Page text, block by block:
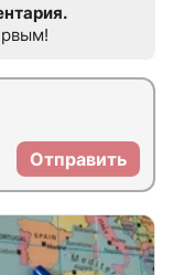
Отправить